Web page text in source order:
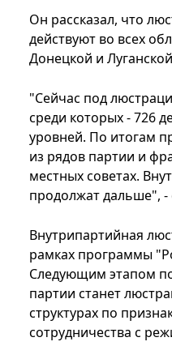
Он рассказал, что
действуют во всех
Донецкой и
"Сейчас под
среди которых - 726
уровней. По итогам
из рядов партии и
местных советах.
продолжат дальше",
Внутрипартийная
рамках программы
Следующим этапом
партии станет
структурах по
сотрудничества с